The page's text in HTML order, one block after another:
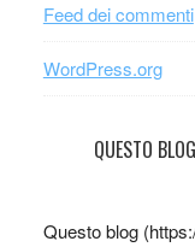
Feed dei commenti
WordPress.org
QUESTO
Questo blog